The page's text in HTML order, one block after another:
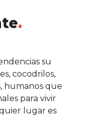
su
cocodrilos,
humanos que
para vivir
lugar es